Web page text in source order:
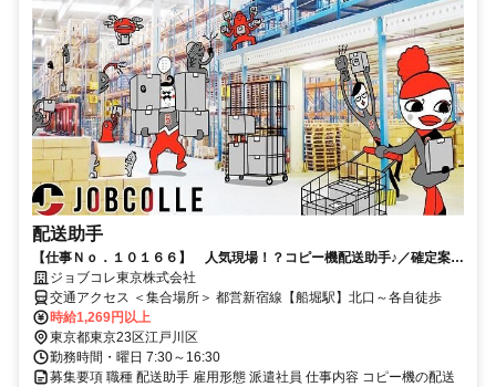
配送助手
【仕事Ｎｏ．１０１６６】 人気現場！？コピー機配送助手♪／確定案内
は前日１４：００頃・・・
ジョブコレ東京株式会社
交通アクセス ＜集合場所＞ 都営新宿線【船堀駅】北口～各自徒歩
時給1,269円以上
東京都東京23区江戸川区
勤務時間・曜日 7:30～16:30
募集要項 職種 配送助手 雇用形態 派遣社員 仕事内容 コピー機の配送